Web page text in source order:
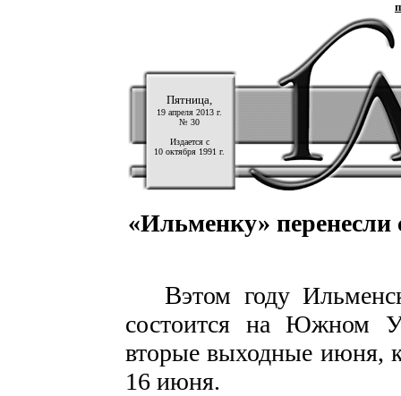
Пятница,
19 апреля 2013 г.
№ 30
Издается с
10 октября 1991 г.
«Ильменку»
Вэтом году
состоится на Южном
вторые выходные июня,
16 июня.